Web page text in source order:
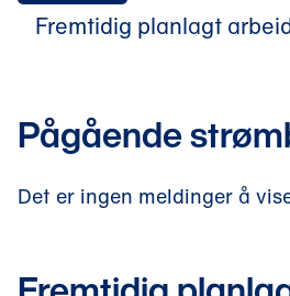
Fremtidig planlagt
Pågående
Det er ingen meldinger å